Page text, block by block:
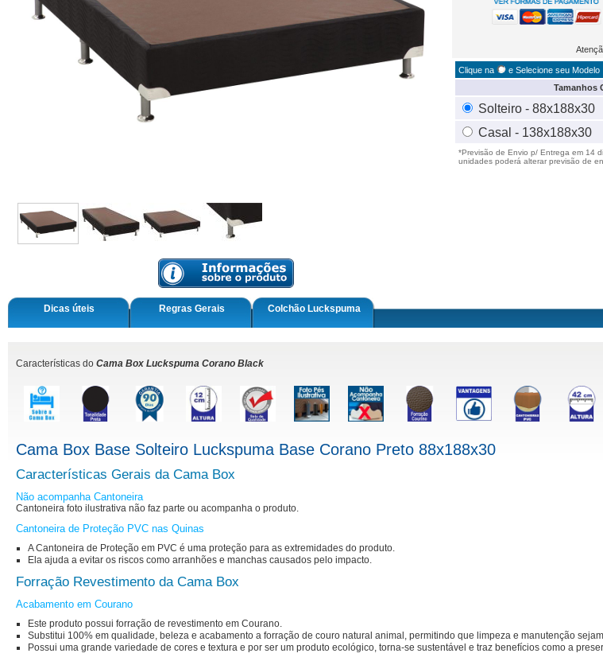
Clique na
e Selecione seu Modelo
Tamanhos
Solteiro - 88x188x30
Casal - 138x188x30
*Previsão de Envio p/ Entrega em 14
unidades poderá alterar previsão de
Dicas úteis Regras Gerais Colchão Luckspuma
Características do Cama Box Luckspuma Corano Black
Cama Box Base Solteiro Luckspuma Base Corano Preto 88x188x30
Características Gerais da Cama Box
Não acompanha Cantoneira
Cantoneira foto ilustrativa não faz parte ou acompanha o produto.
Cantoneira de Proteção PVC nas Quinas
A Cantoneira de Proteção em PVC é uma proteção para as extremidades do produto.
Ela ajuda a evitar os riscos como arranhões e manchas causados pelo impacto.
Forração Revestimento da Cama Box
Acabamento em Courano
Este produto possui forração de revestimento em Courano.
Substitui 100% em qualidade, beleza e acabamento a forração de couro natural animal, permitindo que limpeza e manutenção
Possui uma grande variedade de cores e textura e por ser um produto ecológico, torna-se sustentável e traz benefícios como a